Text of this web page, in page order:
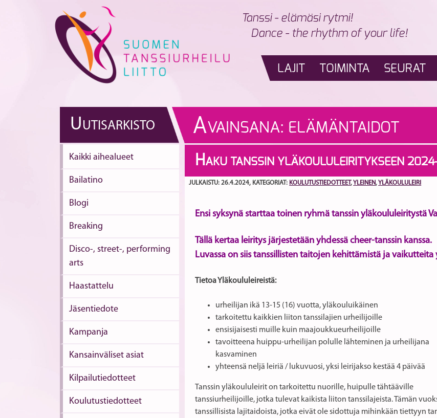
Tanssi - elämäsi rytmi!
Dance - the rhythm of your life!
LAJIT TOIMINTA SEURAT
UUTISARKISTO
Kaikki aihealueet
Bailatino
Blogi
Breaking
Disco-, street-, performing
arts
Haastattelu
Jäsentiedote
Kampanja
Kansainväliset asiat
Kilpailutiedotteet
Koulutustiedotteet
AVAINSANA: ELÄMÄNTAIDOT
H AKU TANSSIN YLÄKOULULEIRITYKSEEN
JULKAISTU: 26.4.2024, KATEGORIAT: KOULUTUSTIEDOTTEET,YLEINEN,YLÄKOULULEIRI
Ensi syksynä starttaa toinen ryhmä tanssin yläkoululeiritystä
Tällä kertaa leiritys järjestetään yhdessä cheer-tanssin kanssa.
Luvassa on siis tanssillisten taitojen kehittämistä ja
Tietoa Yläkoululeireistä:
urheilijan ikä 13-15 (16) vuotta, yläkouluikäinen
tarkoitettu kaikkien liiton tanssilajien urheilijoille
ensisijaisesti muille kuin maajoukkueurheilijoille
tavoitteena huippu-urheilijan polulle lähteminen ja urheilijana
kasvaminen
yhteensä neljä leiriä / lukuvuosi, yksi leirijakso kestää 4 päivää
Tanssin yläkoululeirit on tarkoitettu nuorille, huipulle tähtääville
tanssiurheilijoille, jotka tulevat kaikista liiton tanssilajeista. Tämän
tanssillisista lajitaidoista, jotka eivät ole sidottuja mihinkään tiettyyn